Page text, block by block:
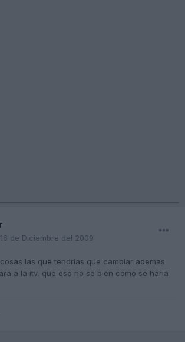
16 de Diciembre del 2009
las que tendrias que cambiar ademas
a la itv, que eso no se bien como se haria